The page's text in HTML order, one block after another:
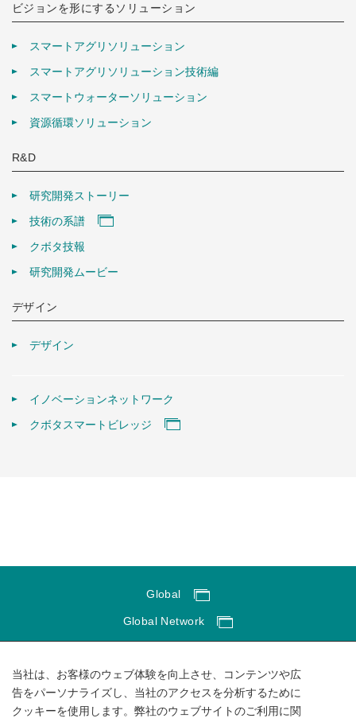
ビジョンを形にするソリューション
スマートアグリソリューション
スマートアグリソリューション技術編
スマートウォーターソリューション
資源循環ソリューション
R&D
研究開発ストーリー
技術の系譜
クボタ技報
研究開発ムービー
デザイン
デザイン
イノベーションネットワーク
クボタスマートビレッジ
Global
Global Network
ソーシャルメディアポリシー
個人情報保護方針
当社は、お客様のウェブ体験を向上させ、コンテンツや広
告をパーソナライズし、当社のアクセスを分析するために
クッキーを使用します。弊社のウェブサイトのご利用に関